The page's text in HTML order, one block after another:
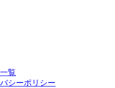
覧
シーポリシー